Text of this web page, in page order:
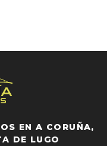
EN A CORUÑA,
DE LUGO